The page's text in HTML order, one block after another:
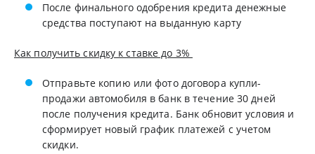
После финального одобрения кредита денежные
средства поступают на выданную карту
Как получить скидку к ставке до 3%
Отправьте копию или фото договора купли-
продажи автомобиля в банк в течение 30 дней
после получения кредита. Банк обновит условия и
сформирует новый график платежей с учетом
скидки.